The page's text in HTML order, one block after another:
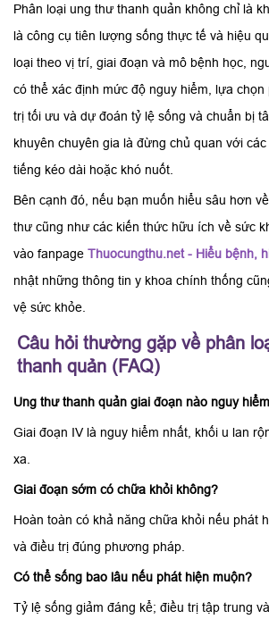
Phân loại ung thư thanh quản không chỉ là
là công cụ tiên lượng sống thực tế và hiệu
loại theo vị trí, giai đoạn và mô bệnh học,
có thể xác định mức độ nguy hiểm, lựa
trị tối ưu và dự đoán tỷ lệ sống và chuẩn bị
khuyên chuyên gia là đừng chủ quan với
tiếng kéo dài hoặc khó nuốt.
Bên cạnh đó, nếu bạn muốn hiểu sâu hơn
thư cũng như các kiến thức hữu ích về sức
vào fanpage Thuocungthu.net - Hiểu bệnh,
nhật những thông tin y khoa chính thống
vệ sức khỏe.
Câu hỏi thường gặp về phân
thanh quản (FAQ)
Ung thư thanh quản giai đoạn nào nguy
Giai đoạn IV là nguy hiểm nhất, khối u lan
xa.
Giai đoạn sớm có chữa khỏi không?
Hoàn toàn có khả năng chữa khỏi nếu phát
và điều trị đúng phương pháp.
Có thể sống bao lâu nếu phát hiện muộn?
Tỷ lệ sống giảm đáng kể; điều trị tập trung